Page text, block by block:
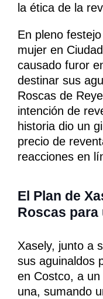
la ética de la
En pleno
mujer en
causado furor
destinar sus
Roscas de
intención de
historia dio un
precio de
reacciones en
El Plan de
Roscas para
Xasely, junto a
sus aguinaldos
en Costco, a
una, sumando